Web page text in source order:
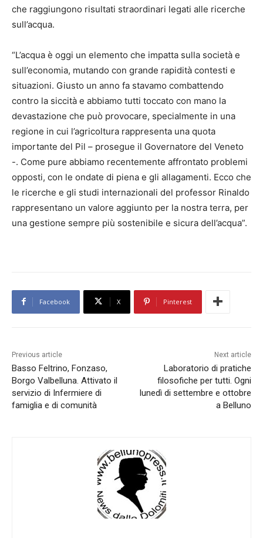
che raggiungono risultati straordinari legati alle ricerche
sull’acqua.
“L’acqua è oggi un elemento che impatta sulla società e
sull’economia, mutando con grande rapidità contesti e
situazioni. Giusto un anno fa stavamo combattendo
contro la siccità e abbiamo tutti toccato con mano la
devastazione che può provocare, specialmente in una
regione in cui l’agricoltura rappresenta una quota
importante del Pil – prosegue il Governatore del Veneto
-. Come pure abbiamo recentemente affrontato problemi
opposti, con le ondate di piena e gli allagamenti. Ecco che
le ricerche e gli studi internazionali del professor Rinaldo
rappresentano un valore aggiunto per la nostra terra, per
una gestione sempre più sostenibile e sicura dell’acqua”.
Facebook X Pinterest
Previous article
Basso Feltrino, Fonzaso,
Borgo Valbelluna. Attivato il
servizio di Infermiere di
famiglia e di comunità
Next article
Laboratorio di pratiche
filosofiche per tutti. Ogni
lunedì di settembre e ottobre
a Belluno